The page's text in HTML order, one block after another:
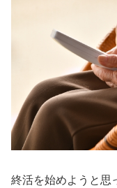
終活を始めようと思